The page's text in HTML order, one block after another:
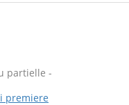
partielle -
premiere